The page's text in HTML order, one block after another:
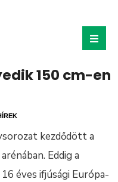
150 cm-en
kezdődött a
Eddig a
éves ifjúsági Európa-